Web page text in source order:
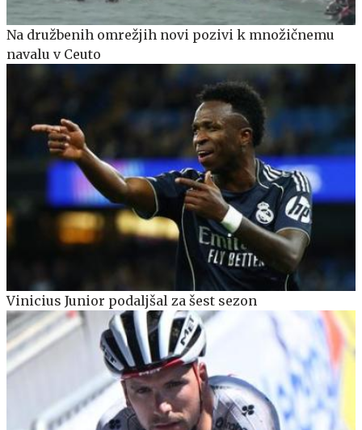
Na družbenih omrežjih novi pozivi k množičnemu
navalu v Ceuto
Vinicius Junior podaljšal za šest sezon